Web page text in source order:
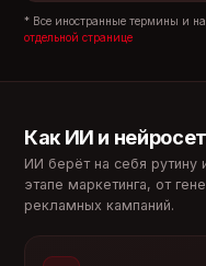
* Все иностранные термины и
отдельной странице
Как ИИ и
ИИ берёт на себя рутину
этапе маркетинга, от
рекламных кампаний.